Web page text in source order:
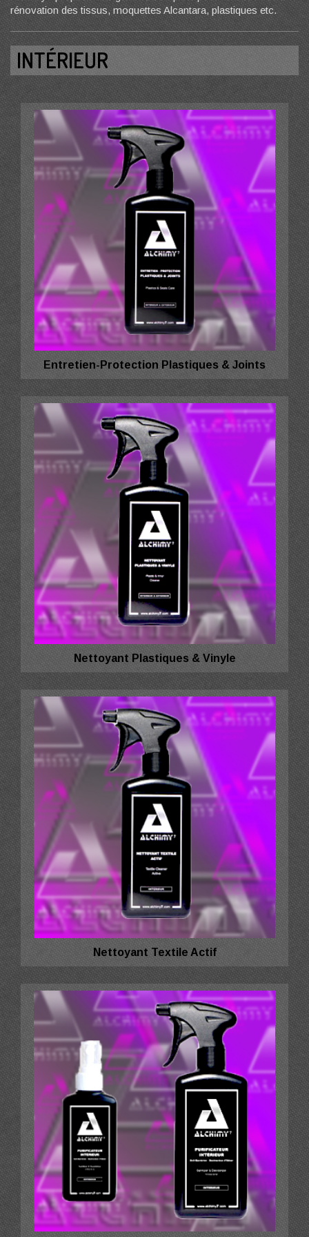
rénovation des tissus, moquettes Alcantara, plastiques etc.
INTÉRIEUR
Entretien-Protection Plastiques & Joints
Nettoyant Plastiques & Vinyle
Nettoyant Textile Actif